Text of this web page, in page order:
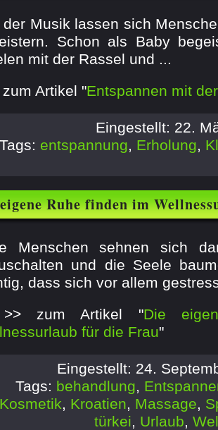
der Musik lassen sich
Schon als Baby
mit der Rassel und ...
Artikel "Entspannen mit
Eingestellt: 22.
Tags: entspannung, Erholung,
Ruhe finden im
Menschen sehnen sich
und die Seele
dass sich vor allem
zum Artikel "Die
für die Frau"
Eingestellt: 24.
Tags: behandlung,
Kosmetik, Kroatien, Massage,
türkei, Urlaub,